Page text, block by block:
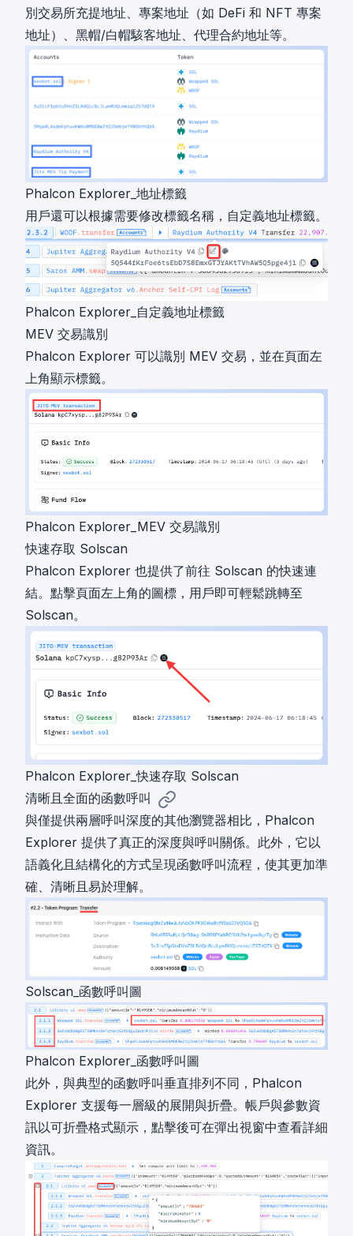
別交易所充提地址、專案地址（如 DeFi 和 NFT 專案
地址）、黑帽/白帽駭客地址、代理合約地址等。
Phalcon Explorer_地址標籤
用戶還可以根據需要修改標籤名稱，自定義地址標籤。
Phalcon Explorer_自定義地址標籤
MEV 交易識別
Phalcon Explorer 可以識別 MEV 交易，並在頁面左
上角顯示標籤。
Phalcon Explorer_MEV 交易識別
快速存取 Solscan
Phalcon Explorer 也提供了前往 Solscan 的快速連
結。點擊頁面左上角的圖標，用戶即可輕鬆跳轉至
Solscan。
Phalcon Explorer_快速存取 Solscan
清晰且全面的函數呼叫
與僅提供兩層呼叫深度的其他瀏覽器相比，Phalcon
Explorer 提供了真正的深度與呼叫關係。此外，它以
語義化且結構化的方式呈現函數呼叫流程，使其更加準
確、清晰且易於理解。
Solscan_函數呼叫圖
Phalcon Explorer_函數呼叫圖
此外，與典型的函數呼叫垂直排列不同，Phalcon
Explorer 支援每一層級的展開與折疊。帳戶與參數資
訊以可折疊格式顯示，點擊後可在彈出視窗中查看詳細
資訊。